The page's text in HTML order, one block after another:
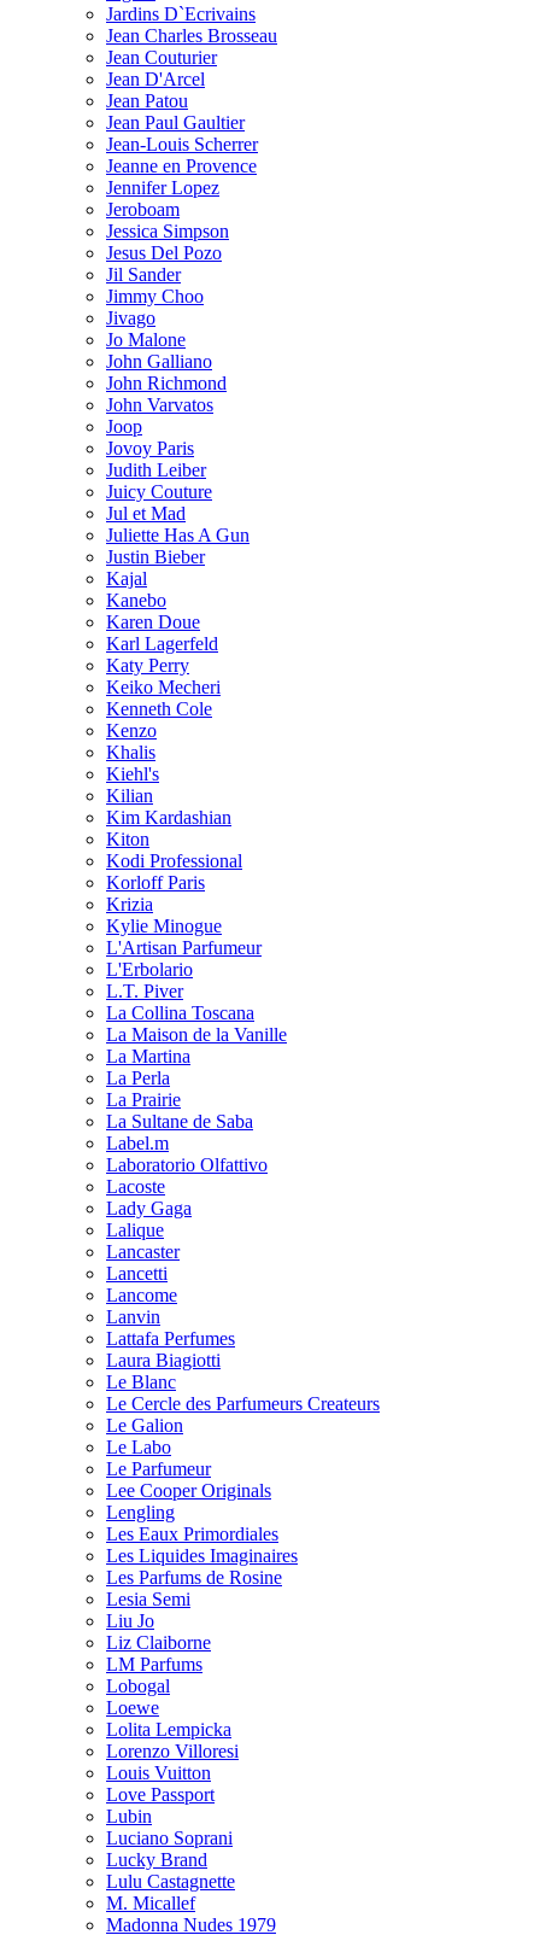
Jardins D`Ecrivains
Jean Charles Brosseau
Jean Couturier
Jean D'Arcel
Jean Patou
Jean Paul Gaultier
Jean-Louis Scherrer
Jeanne en Provence
Jennifer Lopez
Jeroboam
Jessica Simpson
Jesus Del Pozo
Jil Sander
Jimmy Choo
Jivago
Jo Malone
John Galliano
John Richmond
John Varvatos
Joop
Jovoy Paris
Judith Leiber
Juicy Couture
Jul et Mad
Juliette Has A Gun
Justin Bieber
Kajal
Kanebo
Karen Doue
Karl Lagerfeld
Katy Perry
Keiko Mecheri
Kenneth Cole
Kenzo
Khalis
Kiehl's
Kilian
Kim Kardashian
Kiton
Kodi Professional
Korloff Paris
Krizia
Kylie Minogue
L'Artisan Parfumeur
L'Erbolario
L.T. Piver
La Collina Toscana
La Maison de la Vanille
La Martina
La Perla
La Prairie
La Sultane de Saba
Label.m
Laboratorio Olfattivo
Lacoste
Lady Gaga
Lalique
Lancaster
Lancetti
Lancome
Lanvin
Lattafa Perfumes
Laura Biagiotti
Le Blanc
Le Cercle des Parfumeurs Createurs
Le Galion
Le Labo
Le Parfumeur
Lee Cooper Originals
Lengling
Les Eaux Primordiales
Les Liquides Imaginaires
Les Parfums de Rosine
Lesia Semi
Liu Jo
Liz Claiborne
LM Parfums
Lobogal
Loewe
Lolita Lempicka
Lorenzo Villoresi
Louis Vuitton
Love Passport
Lubin
Luciano Soprani
Lucky Brand
Lulu Castagnette
M. Micallef
Madonna Nudes 1979